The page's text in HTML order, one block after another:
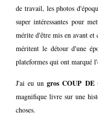
de travail, les photos
super intéressantes pour
mérite d'être mis en avant
méritent le détour d'une
plateformes qui ont marqué
J'ai eu ungros COUP DE
magnifique livre sur une
choses.